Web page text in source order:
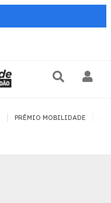
PRÊMIO MOBILIDADE